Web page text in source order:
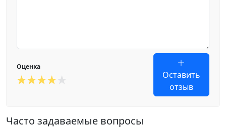
Оценка
Оставить
отзыв
Часто задаваемые вопросы